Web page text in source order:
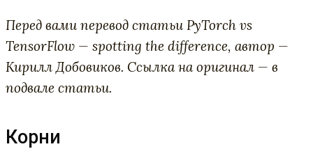
Перед вами перевод статьи PyTorch vs
TensorFlow — spotting the difference, автор —
Кирилл Добовиков. Ссылка на оригинал — в
подвале статьи.
Корни